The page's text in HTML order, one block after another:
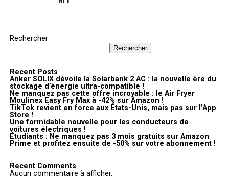
Rechercher
Rechercher
Recent Posts
Anker SOLIX dévoile la Solarbank 2 AC : la nouvelle ère du
stockage d’énergie ultra-compatible !
Ne manquez pas cette offre incroyable : le Air Fryer
Moulinex Easy Fry Max à -42% sur Amazon !
TikTok revient en force aux États-Unis, mais pas sur l’App
Store !
Une formidable nouvelle pour les conducteurs de
voitures électriques !
Étudiants : Ne manquez pas 3 mois gratuits sur Amazon
Prime et profitez ensuite de -50% sur votre abonnement !
Recent Comments
Aucun commentaire à afficher.